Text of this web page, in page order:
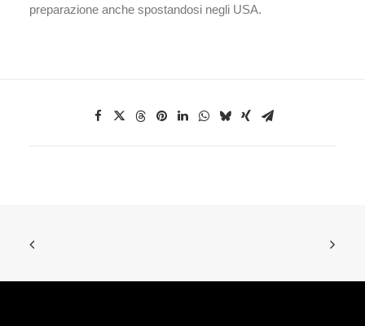
preparazione anche spostandosi negli USA.